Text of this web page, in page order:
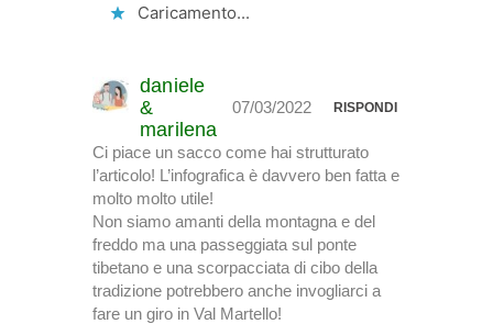
Caricamento...
daniele
&
marilena
07/03/2022 RISPONDI
Ci piace un sacco come hai strutturato
l’articolo! L’infografica è davvero ben fatta e
molto molto utile!
Non siamo amanti della montagna e del
freddo ma una passeggiata sul ponte
tibetano e una scorpacciata di cibo della
tradizione potrebbero anche invogliarci a
fare un giro in Val Martello!